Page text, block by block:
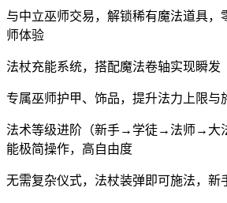
与中立巫师交易，解锁稀有魔法道具，
师体验
法杖充能系统，搭配魔法卷轴实现瞬发
专属巫师护甲、饰品，提升法力上限与
法术等级进阶（新手→学徒→法师→大
能极简操作，高自由度
无需复杂仪式，法杖装弹即可施法，新